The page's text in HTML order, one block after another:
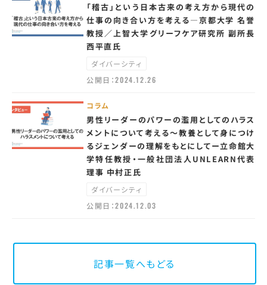
「稽古」という日本古来の考え方から現代の
仕事の向き合い方を考える―京都大学 名誉
教授／上智大学グリーフケア研究所 副所長
西平直氏
ダイバーシティ
公開日：2024.12.26
コラム
男性リーダーのパワーの濫用としてのハラス
メントについて考える〜教養として身につけ
るジェンダーの理解をもとにしてー立命館大
学特任教授・一般社団法人UNLEARN代表
理事 中村正氏
ダイバーシティ
公開日：2024.12.03
記事一覧へもどる